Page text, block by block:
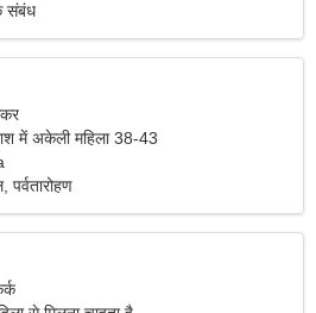
संबंध
में अकेली महिला 38-43
पर्वतारोहण